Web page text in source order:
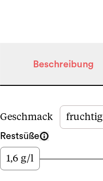
Beschreibung
Beschreibung
Geschmack fruchtig
Restsüße
Wenig
1,6 g/l